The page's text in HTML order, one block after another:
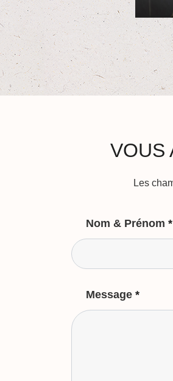
VOUS
Les
Nom & Prénom *
Message *